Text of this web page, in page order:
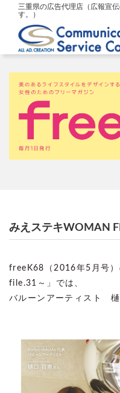
三重県の広告代理店（広報宣
す。）
みえステキWOMAN
freeK68（2016年5月号
file.31～」では、
バルーンアーティスト 樋